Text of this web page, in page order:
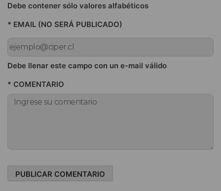
Debe contener sólo valores alfabéticos
* EMAIL (NO SERÁ PUBLICADO)
Debe llenar este campo con un e-mail válido
* COMENTARIO